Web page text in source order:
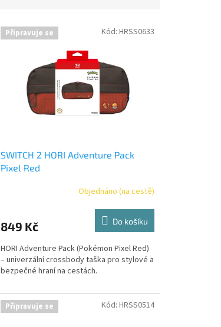
Připravuje se
SWITCH 2 HORI Adventure Pack
Pixel Red
Objednáno (na cestě)
849 Kč Do košíku
HORI Adventure Pack (Pokémon Pixel Red)
– univerzální crossbody taška pro stylové a
bezpečné hraní na cestách.
Kód: HRSS0633
Připravuje se Kód: HRSS0514